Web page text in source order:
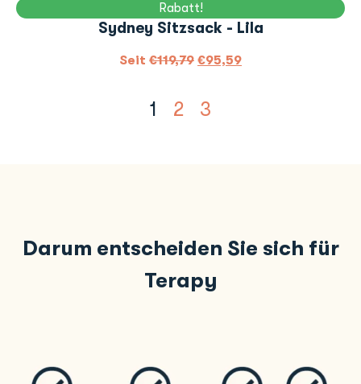
Rabatt!
Sydney Sitzsack - Lila
Seit €119,79 €95,59
1 2 3
Darum entscheiden Sie sich für
Terapy